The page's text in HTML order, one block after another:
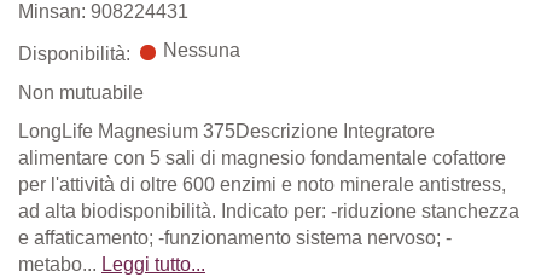
Minsan: 908224431
Disponibilità: Nessuna
Non mutuabile
LongLife Magnesium 375Descrizione Integratore
alimentare con 5 sali di magnesio fondamentale cofattore
per l'attività di oltre 600 enzimi e noto minerale antistress,
ad alta biodisponibilità. Indicato per: -riduzione stanchezza
e affaticamento; -funzionamento sistema nervoso; -
metabo... Leggi tutto...